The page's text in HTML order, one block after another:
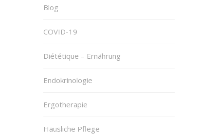
Blog
COVID-19
Diététique – Ernährung
Endokrinologie
Ergotherapie
Häusliche Pflege